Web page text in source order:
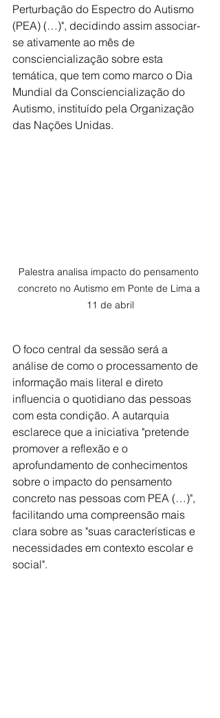
Perturbação do Espectro do Autismo
(PEA) (…)", decidindo assim associar-
se ativamente ao mês de
consciencialização sobre esta
temática, que tem como marco o Dia
Mundial da Consciencialização do
Autismo, instituído pela Organização
das Nações Unidas.
Palestra analisa impacto do pensamento
concreto no Autismo em Ponte de Lima a
11 de abril
O foco central da sessão será a
análise de como o processamento de
informação mais literal e direto
influencia o quotidiano das pessoas
com esta condição. A autarquia
esclarece que a iniciativa "pretende
promover a reflexão e o
aprofundamento de conhecimentos
sobre o impacto do pensamento
concreto nas pessoas com PEA (…)",
facilitando uma compreensão mais
clara sobre as "suas características e
necessidades em contexto escolar e
social".